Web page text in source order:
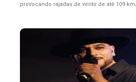
provocando rajadas de vento de até 109